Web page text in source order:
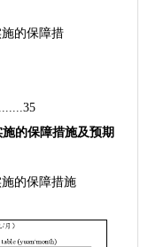
的保障措
的保障措施及预期
的保障措施